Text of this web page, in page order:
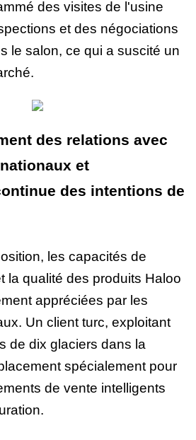
des visites de l'usine
et des négociations
le salon, ce qui a suscité un
des relations avec
et
des intentions de
les capacités de
la qualité des produits Haloo
appréciées par les
Un client turc, exploitant
de dix glaciers dans la
spécialement pour
de vente intelligents